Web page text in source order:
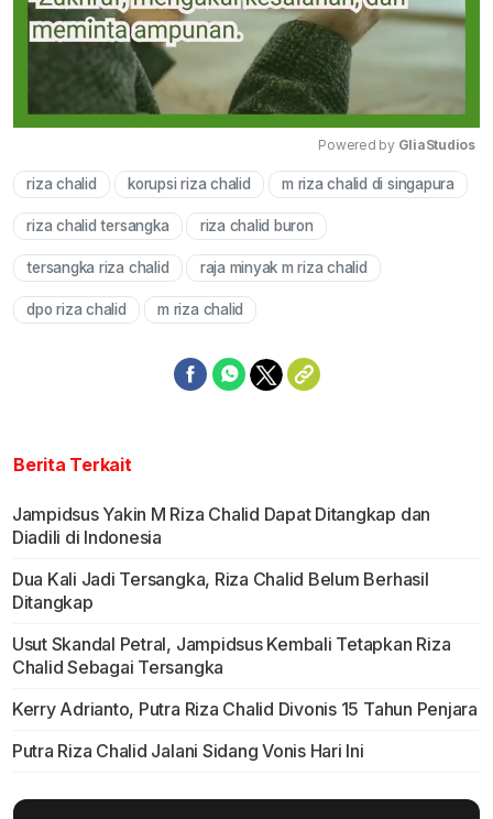
Mute
Powered by GliaStudios
riza chalid korupsi riza chalid m riza chalid di singapura
riza chalid tersangka riza chalid buron
tersangka riza chalid raja minyak m riza chalid
dpo riza chalid m riza chalid
Berita Terkait
Jampidsus Yakin M Riza Chalid Dapat Ditangkap dan
Diadili di Indonesia
Dua Kali Jadi Tersangka, Riza Chalid Belum Berhasil
Ditangkap
Usut Skandal Petral, Jampidsus Kembali Tetapkan Riza
Chalid Sebagai Tersangka
Kerry Adrianto, Putra Riza Chalid Divonis 15 Tahun Penjara
Putra Riza Chalid Jalani Sidang Vonis Hari Ini